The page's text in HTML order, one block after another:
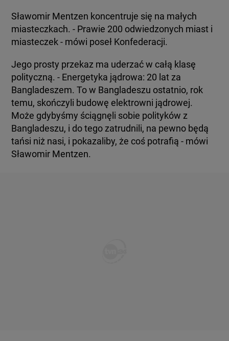
Sławomir Mentzen koncentruje się na małych
miasteczkach. - Prawie 200 odwiedzonych miast i
miasteczek - mówi poseł Konfederacji.
Jego prosty przekaz ma uderzać w całą klasę
polityczną. - Energetyka jądrowa: 20 lat za
Bangladeszem. To w Bangladeszu ostatnio, rok
temu, skończyli budowę elektrowni jądrowej.
Może gdybyśmy ściągnęli sobie polityków z
Bangladeszu, i do tego zatrudnili, na pewno będą
tańsi niż nasi, i pokazaliby, że coś potrafią - mówi
Sławomir Mentzen.